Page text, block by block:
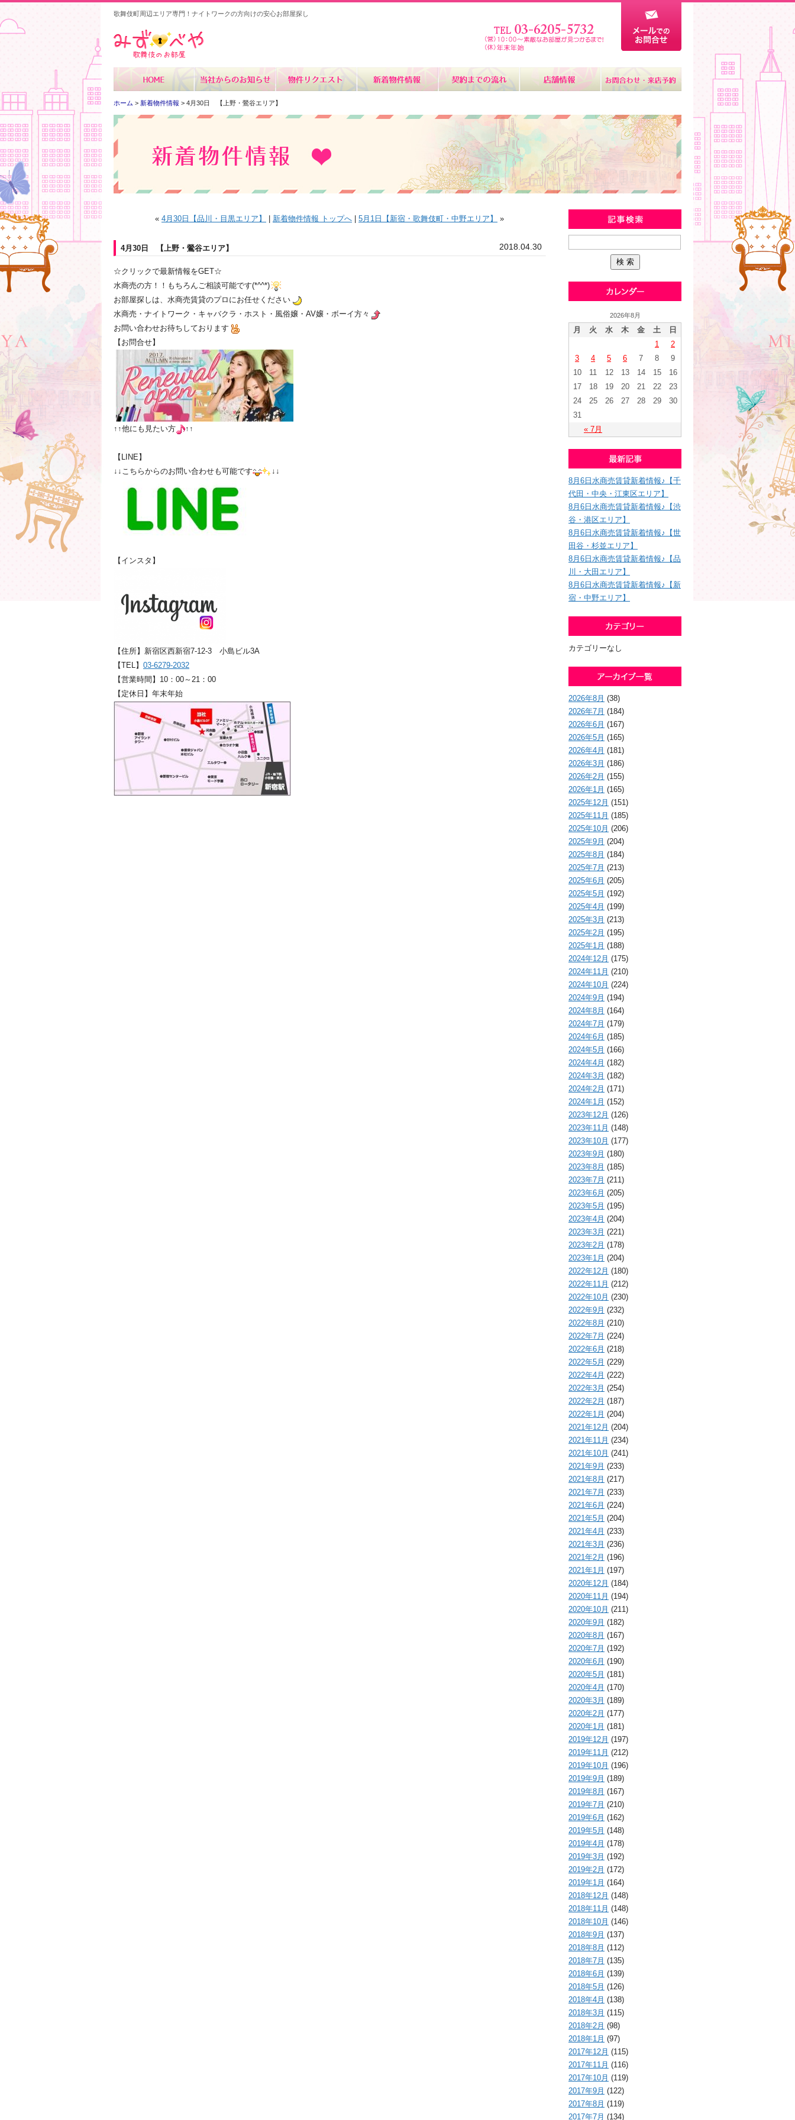
歌舞伎町周辺エリア専門！ナイトワークの方向けの安心お部屋探し
ホーム > 新着物件情報 > 4月30日 【上野・鶯谷エリア】
新着物件情報
« 4月30日【品川・目黒エリア】 新着物件情報 トップへ 5月1日【新宿・歌舞伎町・中野エリア】 »
4月30日 【上野・鶯谷エリア】 2018.04.30
☆クリックで最新情報をGET☆
水商売の方！！もちろんご相談可能です(*^^*)
お部屋探しは、水商売賃貸のプロにお任せください
水商売・ナイトワーク・キャバクラ・ホスト・風俗嬢・AV嬢・ボーイ方々
お問い合わせお待ちしております
【お問合せ】
↑↑他にも見たい方 ↑↑
【LINE】
↓↓こちらからのお問い合わせも可能です
↓↓
【インスタ】
【住所】新宿区西新宿7-12-3 小島ビル3A
【TEL】 03-6279-2032
【営業時間】10：00～21：00
【定休日】年末年始
2026年8月
月 火 水 木 金 土 日
« 7月
1
2
3
4 5 6 7 8
9
10
11 12 13 14 15
16
17
18 19 20 21 22
23
24
25 26 27 28 29
30
31
8月6日水商売賃貸新着情報♪【千
代田・中央・江東区エリア】
8月6日水商売賃貸新着情報♪【渋
谷・港区エリア】
8月6日水商売賃貸新着情報♪【世
田谷・杉並エリア】
8月6日水商売賃貸新着情報♪【品
川・大田エリア】
8月6日水商売賃貸新着情報♪【新
宿・中野エリア】
カテゴリーなし
2026年8月 (38)
2026年7月 (184)
2026年6月 (167)
2026年5月 (165)
2026年4月 (181)
2026年3月 (186)
2026年2月 (155)
2026年1月 (165)
2025年12月 (151)
2025年11月 (185)
2025年10月 (206)
2025年9月 (204)
2025年8月 (184)
2025年7月 (213)
2025年6月 (205)
2025年5月 (192)
2025年4月 (199)
2025年3月 (213)
2025年2月 (195)
2025年1月 (188)
2024年12月 (175)
2024年11月 (210)
2024年10月 (224)
2024年9月 (194)
2024年8月 (164)
2024年7月 (179)
2024年6月 (185)
2024年5月 (166)
2024年4月 (182)
2024年3月 (182)
2024年2月 (171)
2024年1月 (152)
2023年12月 (126)
2023年11月 (148)
2023年10月 (177)
2023年9月 (180)
2023年8月 (185)
2023年7月 (211)
2023年6月 (205)
2023年5月 (195)
2023年4月 (204)
2023年3月 (221)
2023年2月 (178)
2023年1月 (204)
2022年12月 (180)
2022年11月 (212)
2022年10月 (230)
2022年9月 (232)
2022年8月 (210)
2022年7月 (224)
2022年6月 (218)
2022年5月 (229)
2022年4月 (222)
2022年3月 (254)
2022年2月 (187)
2022年1月 (204)
2021年12月 (204)
2021年11月 (234)
2021年10月 (241)
2021年9月 (233)
2021年8月 (217)
2021年7月 (233)
2021年6月 (224)
2021年5月 (204)
2021年4月 (233)
2021年3月 (236)
2021年2月 (196)
2021年1月 (197)
2020年12月 (184)
2020年11月 (194)
2020年10月 (211)
2020年9月 (182)
2020年8月 (167)
2020年7月 (192)
2020年6月 (190)
2020年5月 (181)
2020年4月 (170)
2020年3月 (189)
2020年2月 (177)
2020年1月 (181)
2019年12月 (197)
2019年11月 (212)
2019年10月 (196)
2019年9月 (189)
2019年8月 (167)
2019年7月 (210)
2019年6月 (162)
2019年5月 (148)
2019年4月 (178)
2019年3月 (192)
2019年2月 (172)
2019年1月 (164)
2018年12月 (148)
2018年11月 (148)
2018年10月 (146)
2018年9月 (137)
2018年8月 (112)
2018年7月 (135)
2018年6月 (139)
2018年5月 (126)
2018年4月 (138)
2018年3月 (115)
2018年2月 (98)
2018年1月 (97)
2017年12月 (115)
2017年11月 (116)
2017年10月 (119)
2017年9月 (122)
2017年8月 (119)
2017年7月 (134)